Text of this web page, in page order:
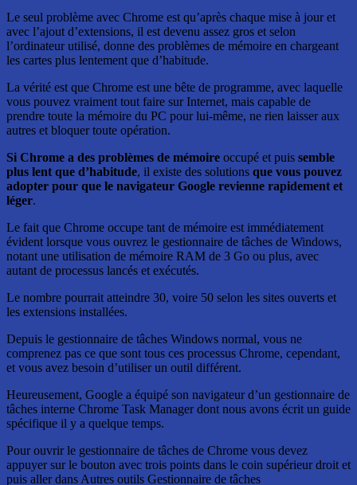
Le seul problème avec Chrome est qu’après chaque mise à jour et
avec l’ajout d’extensions, il est devenu assez gros et selon
l’ordinateur utilisé, donne des problèmes de mémoire en chargeant
les cartes plus lentement que d’habitude.
La vérité est que Chrome est une bête de programme, avec laquelle
vous pouvez vraiment tout faire sur Internet, mais capable de
prendre toute la mémoire du PC pour lui-même, ne rien laisser aux
autres et bloquer toute opération.
Si Chrome a des problèmes de mémoire occupé et puis semble
plus lent que d’habitude, il existe des solutions que vous pouvez
adopter pour que le navigateur Google revienne rapidement et
léger.
Le fait que Chrome occupe tant de mémoire est immédiatement
évident lorsque vous ouvrez le gestionnaire de tâches de Windows,
notant une utilisation de mémoire RAM de 3 Go ou plus, avec
autant de processus lancés et exécutés.
Le nombre pourrait atteindre 30, voire 50 selon les sites ouverts et
les extensions installées.
Depuis le gestionnaire de tâches Windows normal, vous ne
comprenez pas ce que sont tous ces processus Chrome, cependant,
et vous avez besoin d’utiliser un outil différent.
Heureusement, Google a équipé son navigateur d’un gestionnaire de
tâches interne Chrome Task Manager dont nous avons écrit un guide
spécifique il y a quelque temps.
Pour ouvrir le gestionnaire de tâches de Chrome vous devez
appuyer sur le bouton avec trois points dans le coin supérieur droit et
puis aller dans Autres outils Gestionnaire de tâches